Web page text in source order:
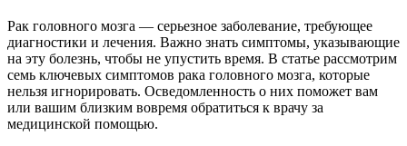
Рак головного мозга — серьезное заболевание, требующее
диагностики и лечения. Важно знать симптомы, указывающие
на эту болезнь, чтобы не упустить время. В статье рассмотрим
семь ключевых симптомов рака головного мозга, которые
нельзя игнорировать. Осведомленность о них поможет вам
или вашим близким вовремя обратиться к врачу за
медицинской помощью.